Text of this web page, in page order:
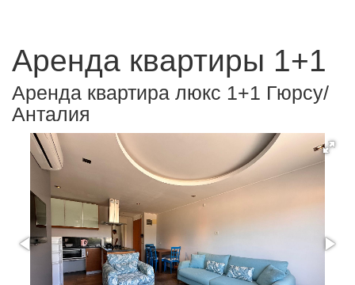
Аренда квартиры 1+1
Аренда квартира люкс 1+1 Гюрсу/
Анталия